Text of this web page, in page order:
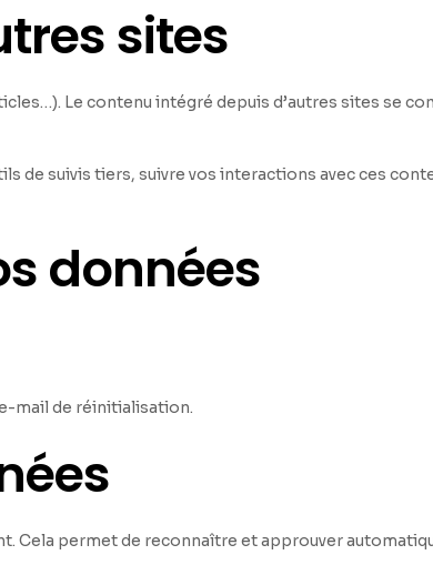
sites
Le contenu intégré depuis d’autres sites se
de suivis tiers, suivre vos interactions avec ces
données
mail de réinitialisation.
Cela permet de reconnaître et approuver